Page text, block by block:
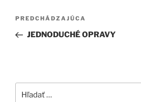
Navigácia
článku
Predchádzajúci
článok
PREDCHÁDZAJÚCA
JEDNODUCHÉ OPRAVY